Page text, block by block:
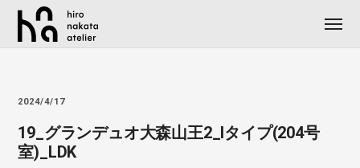
2024/4/17
19_グランデュオ大森山王2_Iタイプ(204号
室)_LDK